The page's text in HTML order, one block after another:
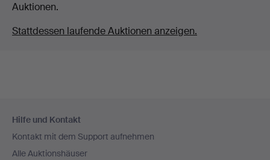
Auktionen.
Stattdessen laufende Auktionen anzeigen.
Navigation
Hilfe und Kontakt
Kontakt mit dem Support aufnehmen
Alle Auktionshäuser